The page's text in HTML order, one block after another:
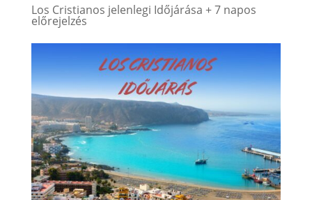
Los Cristianos jelenlegi Időjárása + 7 napos
előrejelzés